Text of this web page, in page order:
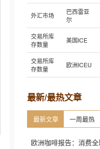
外汇市场
巴西雷亚
尔
交易所库
存数量
美国ICE
交易所库
存数量
欧洲ICEU
最新/最热文章
最新文章 一周最热